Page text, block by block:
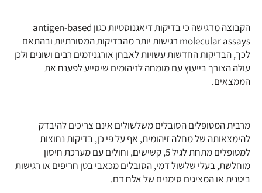
הקבוצה מדגישה כי בדיקות דיאגנוסטיות כגון antigen-based
molecular assays רגישות יותר מהבדיקות המסורתיות ובהתאם
לכך, הבדיקות החדשות עשויות לאבחן אורגניזמים רבים ושונים ולכן
עולה הצורך בייעוץ עם מומחה לזיהומים שיסייע לפענח את
הממצאים.
מרבית המטופלים הסובלים משלשולים אינם צריכים להיבדק
להימצאותה של מחלה זיהומית, אף על פי כן, בדיקות נחוצות
למטופלים מתחת לגיל 5, קשישים, וחולים עם מערכת חיסון
מוחלשת, בעלי שלשול דמי, הסובלים מכאבי בטן חריפים או רגישות
ביטנית או המציגים סימנים של אלח דם.